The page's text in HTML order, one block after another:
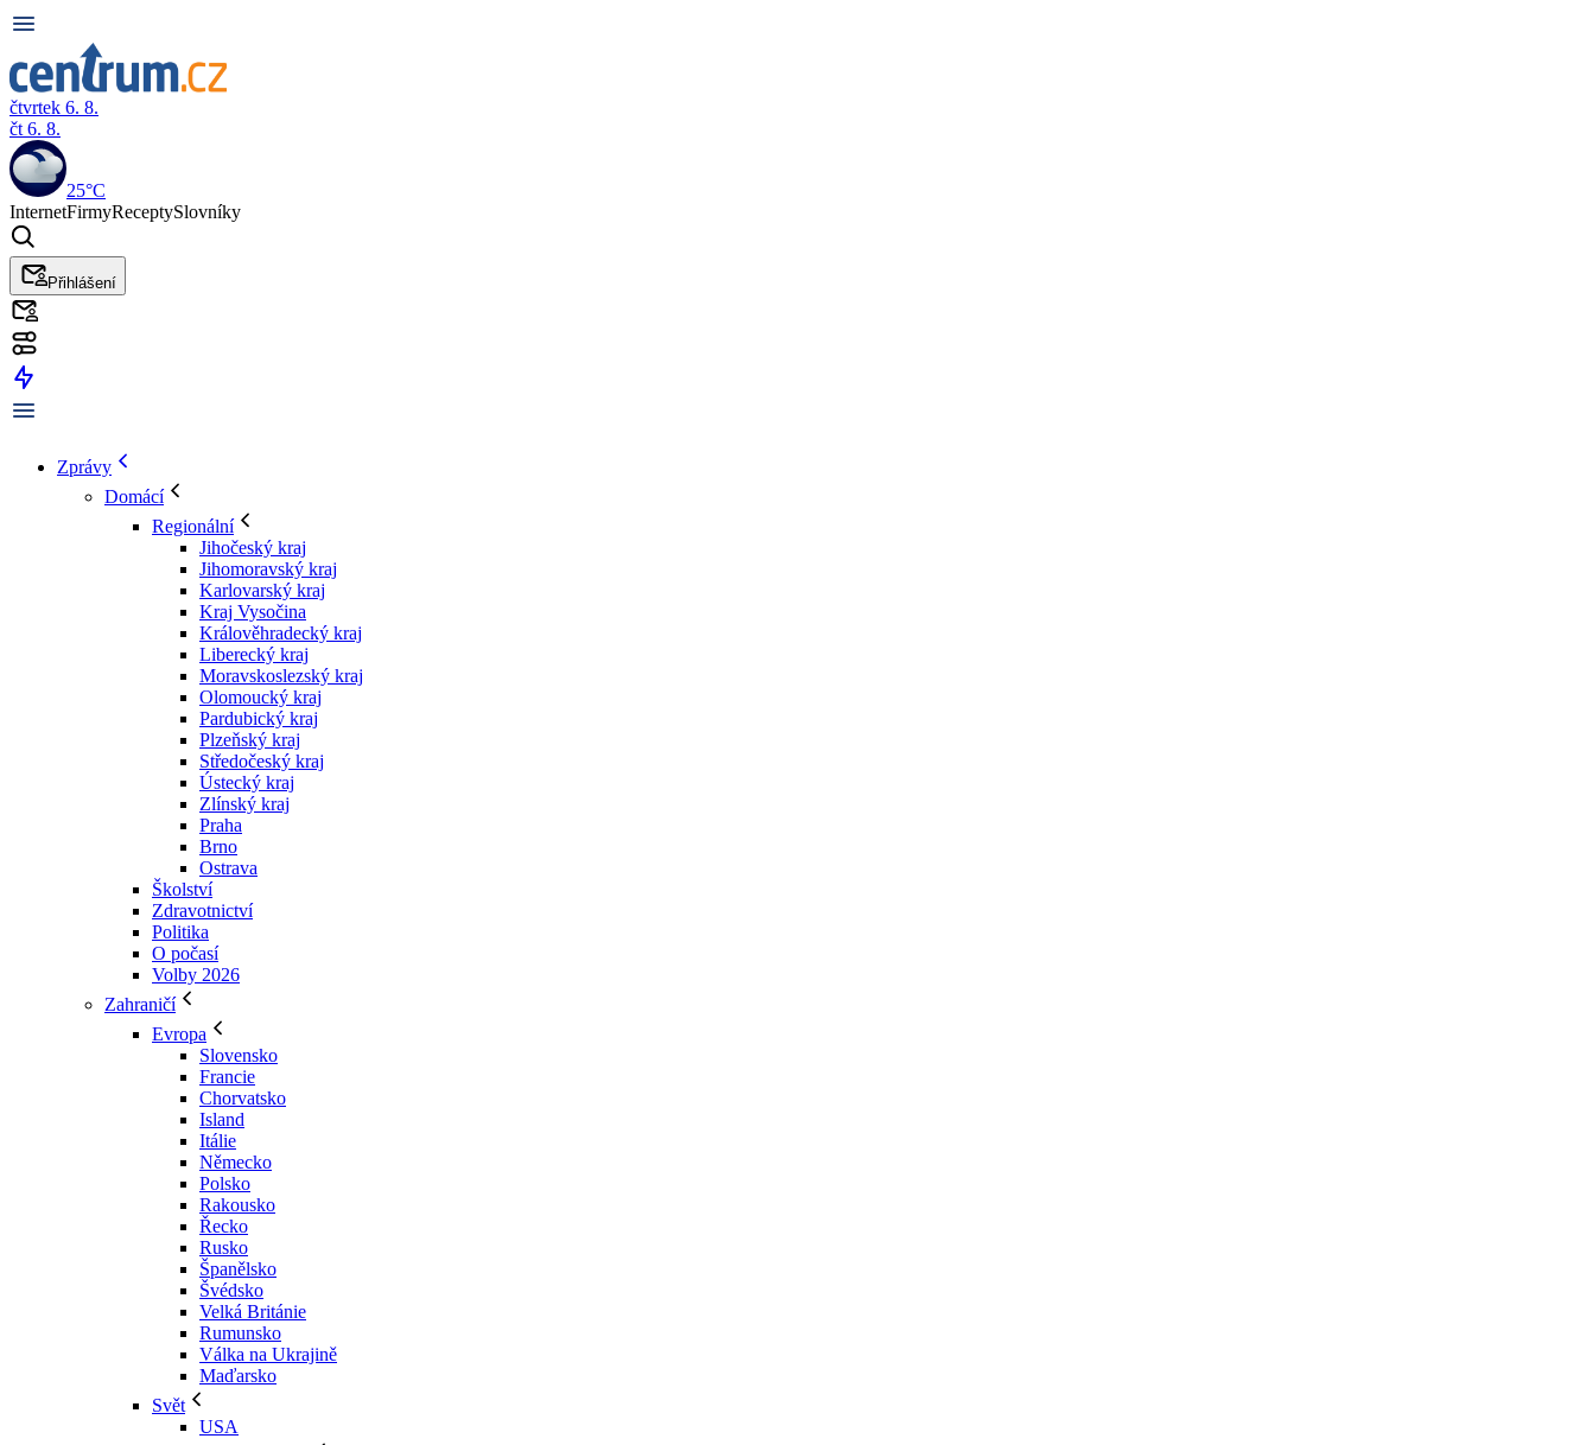
čtvrtek 6. 8.
čt 6. 8.
25°C
InternetFirmyReceptySlovníky
Přihlášení
Zprávy
Domácí
Regionální
Jihočeský kraj
Jihomoravský kraj
Karlovarský kraj
Kraj Vysočina
Králověhradecký kraj
Liberecký kraj
Moravskoslezský kraj
Olomoucký kraj
Pardubický kraj
Plzeňský kraj
Středočeský kraj
Ústecký kraj
Zlínský kraj
Praha
Brno
Ostrava
Školství
Zdravotnictví
Politika
O počasí
Volby 2026
Zahraničí
Evropa
Slovensko
Francie
Chorvatsko
Island
Itálie
Německo
Polsko
Rakousko
Řecko
Rusko
Španělsko
Švédsko
Velká Británie
Rumunsko
Válka na Ukrajině
Maďarsko
Svět
USA